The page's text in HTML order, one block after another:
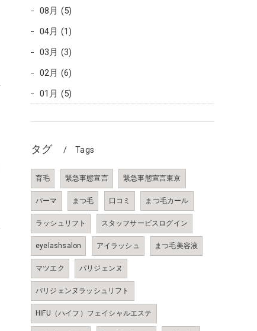
08月 (5)
04月 (1)
03月 (3)
02月 (6)
01月 (5)
タグ Tags
育毛 緊急事態宣言 緊急事態宣言東京
パーマ まつ毛 口コミ まつ毛カール
ラッシュリフト スタッフサービスログイン
eyelashsalon アイラッシュ まつ毛美容液
マツエク パリジェンヌ
パリジェンヌラッシュリフト
HIFU（ハイフ）フェイシャルエステ